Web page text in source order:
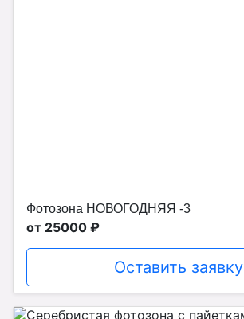
Фотозона НОВОГОДНЯЯ -3
от 25000 ₽
Оставить заявку